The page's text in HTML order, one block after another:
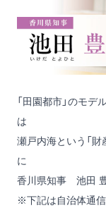
「田園都市」のモ
は
瀬戸内海という「財
に
香川県知事 池田
※下記は自治体通信